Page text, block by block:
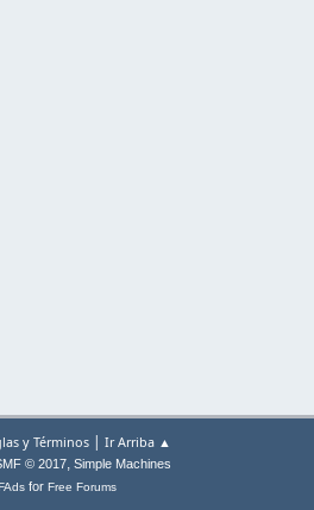
y Términos | Ir Arriba ▲
© 2017, Simple Machines
for Free Forums